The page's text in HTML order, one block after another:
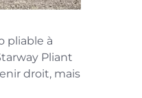
pliable à
Pliant
droit, mais